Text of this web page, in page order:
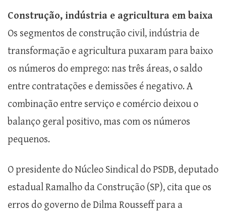
Construção, indústria e agricultura em baixa
Os segmentos de construção civil, indústria de
transformação e agricultura puxaram para baixo
os números do emprego: nas três áreas, o saldo
entre contratações e demissões é negativo. A
combinação entre serviço e comércio deixou o
balanço geral positivo, mas com os números
pequenos.
O presidente do Núcleo Sindical do PSDB, deputado
estadual Ramalho da Construção (SP), cita que os
erros do governo de Dilma Rousseff para a